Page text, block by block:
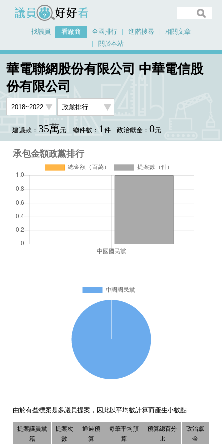
議員好好看
找議員 看廠商 全國排行 進階搜尋
相關文章
關於本站
華電聯網股份有限公司 中華電信股
份有限公司
建議款： 35萬元 總件數： 1件 政治獻金： 0元
承包金額政黨排行
由於有些標案是多議員提案，因此以平均數計算而產生小數點
提案議員黨
籍
提案次
數
通過預
算
每筆平均預
算
預算總百分
比
政治獻
金